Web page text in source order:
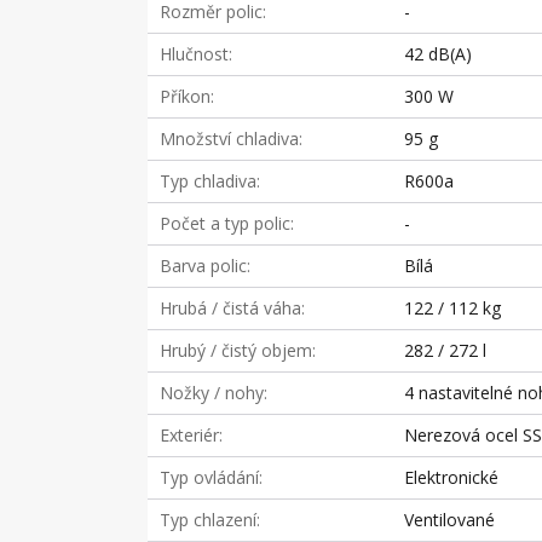
Rozměr polic
-
Hlučnost
42 dB(A)
Příkon
300 W
Množství chladiva
95 g
Typ chladiva
R600a
Počet a typ polic
-
Barva polic
Bílá
Hrubá / čistá váha
122 / 112 kg
Hrubý / čistý objem
282 / 272 l
Nožky / nohy
4 nastavitelné
Exteriér
Nerezová ocel
Typ ovládání
Elektronické
Typ chlazení
Ventilované